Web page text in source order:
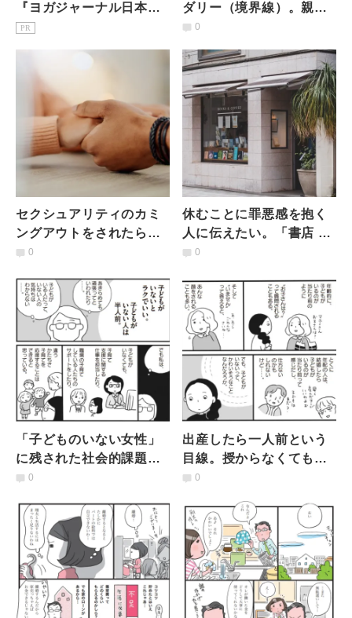
『ヨガジャーナル日本
版』予約購読のご案内
PR
ダリー（境界線）。親も
子も「NO」を受け取る心
と
0
セクシュアリティのカミ
ングアウトをされたら？
ジェンダーバイアスに気
る性教育
0
休むことに罪悪感を抱く
人に伝えたい。「書店 有
給休暇」店主が考える"書
0
「子どものいない女性」
に残された社会的課題と
根強い偏見。「子アリVS
うこと
0
出産したら一人前という
目線。授からなくてもほ
しくなくても共通する
の悩み
0